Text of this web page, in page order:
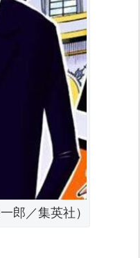
郎／集英社）